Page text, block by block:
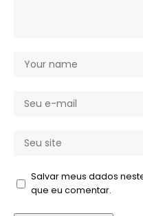
Salvar meus dados
que eu comentar.